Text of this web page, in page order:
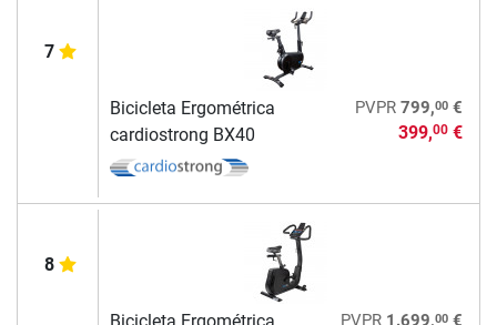
7
Bicicleta Ergométrica
cardiostrong BX40
PVPR 799,00€
399,00€
8
PVPR 1.699,00€